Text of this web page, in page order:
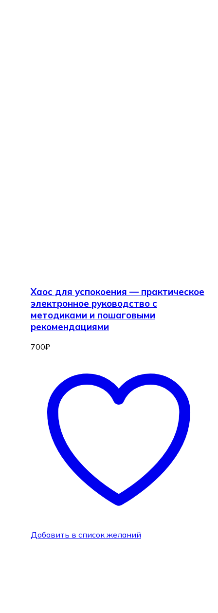
Хаос для успокоения — практическое
электронное руководство с
методиками и пошаговыми
рекомендациями
700₽
Добавить в список желаний